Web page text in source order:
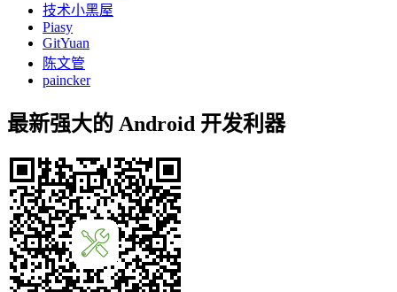
技术小黑屋
Piasy
GitYuan
陈文管
paincker
最新强大的 Android 开发利器